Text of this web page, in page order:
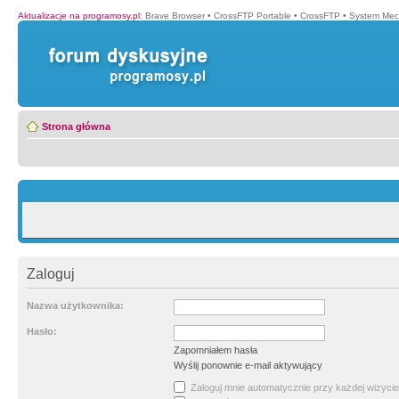
Aktualizacje na programosy.pl: Brave Browser • CrossFTP Portable • CrossFTP • System
Strona główna
Zaloguj
Nazwa użytkownika:
Hasło:
Zapomniałem hasła
Wyślij ponownie e-mail aktywujący
Zaloguj mnie automatycznie przy każdej wizycie